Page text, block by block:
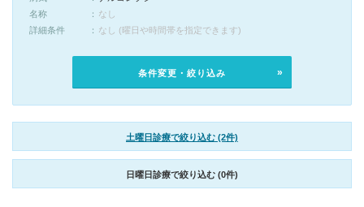
名称
なし
詳細条件
なし (曜日や時間帯を指定できます)
条件変更・絞り込み
土曜日診療で絞り込む (2件)
日曜日診療で絞り込む (0件)